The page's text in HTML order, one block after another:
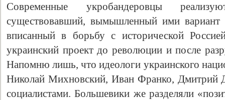
Современные укробандеровцы
существовавший, вымышленный ими вариант
вписанный в борьбу с исторической
украинский проект до революции и после
Напомню лишь, что идеологи украинского
Николай Михновский, Иван Франко, Дмитрий
социалистами. Большевики же разделяли